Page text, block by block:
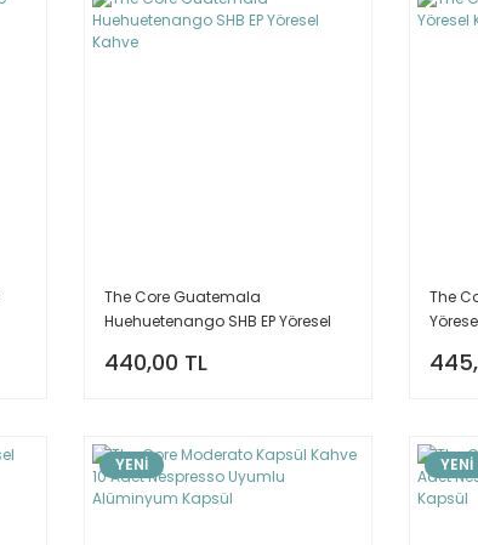
The Core Guatemala
Huehuetenango SHB EP Yöresel
440,00 TL
The
YENİ YENİ